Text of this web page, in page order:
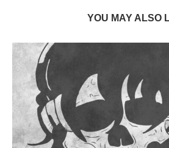
YOU MAY ALSO